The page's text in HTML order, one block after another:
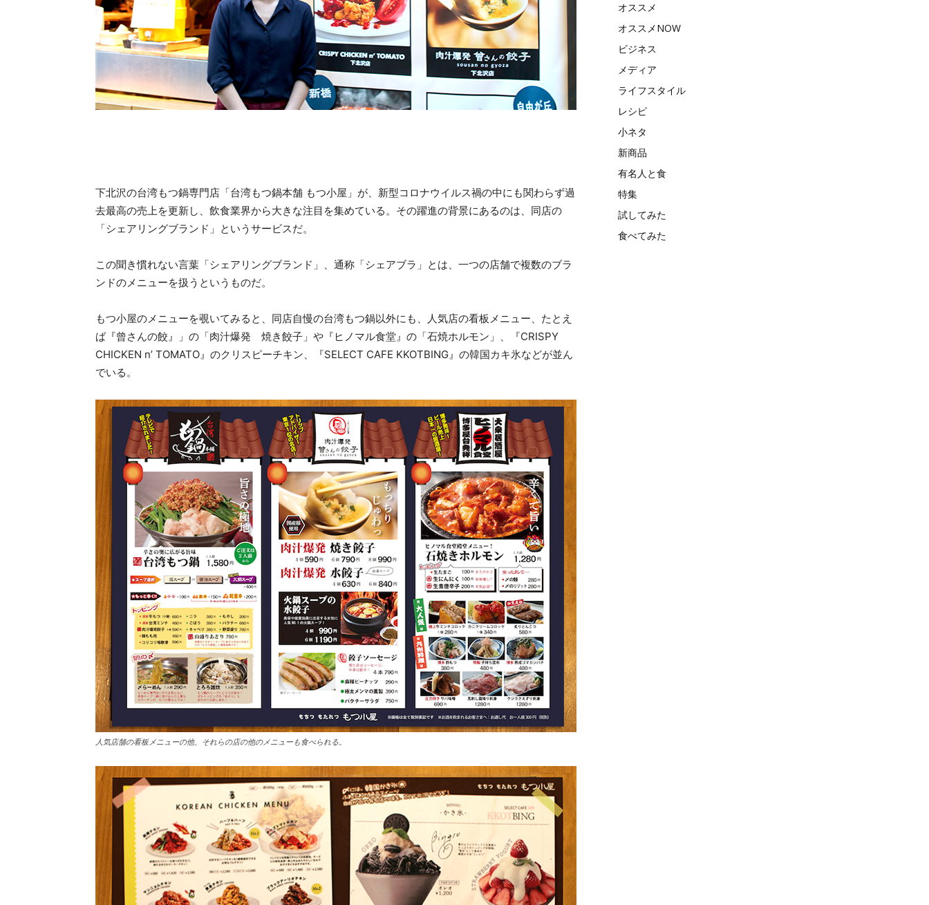
下北沢の台湾もつ鍋専門店「台湾もつ鍋本舗 もつ小屋」が、新型コロナウイルス禍の中にも関わらず過
去最高の売上を更新し、飲食業界から大きな注目を集めている。その躍進の背景にあるのは、同店の
「シェアリングブランド」というサービスだ。
この聞き慣れない言葉「シェアリングブランド」、通称「シェアブラ」とは、一つの店舗で複数のブラ
ンドのメニューを扱うというものだ。
もつ小屋のメニューを覗いてみると、同店自慢の台湾もつ鍋以外にも、人気店の看板メニュー、たとえ
ば『曾さんの餃』」の「肉汁爆発 焼き餃子」や『ヒノマル食堂』の「石焼ホルモン」、『CRISPY
CHICKEN n’ TOMATO』のクリスピーチキン、『SELECT CAFE KKOTBING』の韓国カキ氷などが並ん
でいる。
人気店舗の看板メニューの他、それらの店の他のメニューも食べられる。
オススメ
オススメNOW
ビジネス
メディア
ライフスタイル
レシピ
小ネタ
新商品
有名人と食
特集
試してみた
食べてみた